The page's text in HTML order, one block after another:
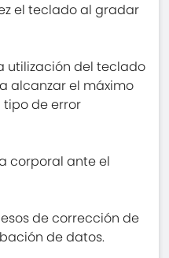
el teclado al gradar
utilización del teclado
alcanzar el máximo
tipo de error
corporal ante el
de corrección de
de datos.